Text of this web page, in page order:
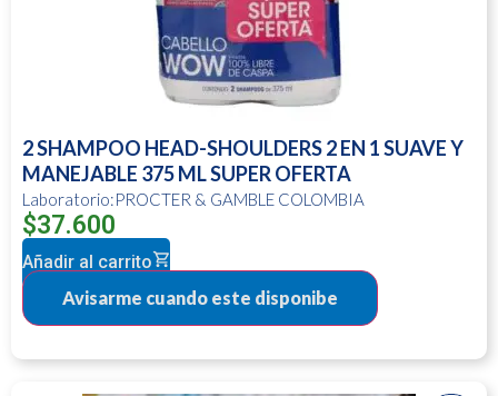
2 SHAMPOO HEAD-SHOULDERS 2 EN 1 SUAVE Y
MANEJABLE 375 ML SUPER OFERTA
Laboratorio:PROCTER & GAMBLE COLOMBIA
$37.600
Añadir al carrito